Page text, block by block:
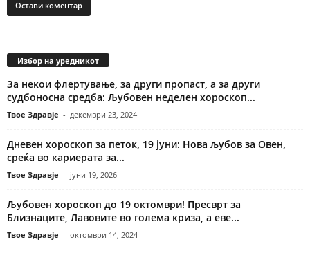
Избор на уредникот
За некои флертување, за други пропаст, а за други
судбоносна средба: Љубовен неделен хороскоп...
Твое Здравје - декември 23, 2024
Дневен хороскоп за петок, 19 јуни: Нова љубов за Овен,
среќа во кариерата за...
Твое Здравје - јуни 19, 2026
Љубовен хороскоп до 19 октомври! Пресврт за
Близнаците, Лавовите во голема криза, а еве...
Твое Здравје - октомври 14, 2024